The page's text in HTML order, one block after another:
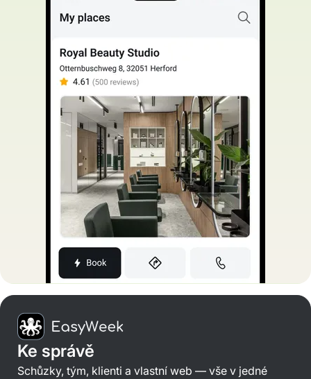
Ke správě
Schůzky, tým, klienti a vlastní web — vše v jedné